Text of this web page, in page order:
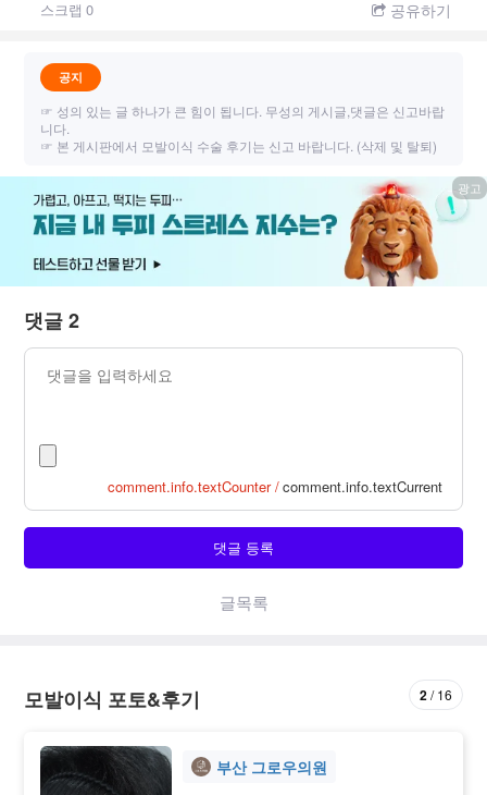
스크랩 0 공유하기
공지
☞ 성의 있는 글 하나가 큰 힘이 됩니다. 무성의 게시글,댓글은 신고바랍
니다.
☞ 본 게시판에서 모발이식 수술 후기는 신고 바랍니다. (삭제 및 탈퇴)
광고
댓글 2
comment.info.textCounter /comment.info.textCurrent
댓글 등록
글목록
모발이식 포토&후기 2 16
부산 그로우의원